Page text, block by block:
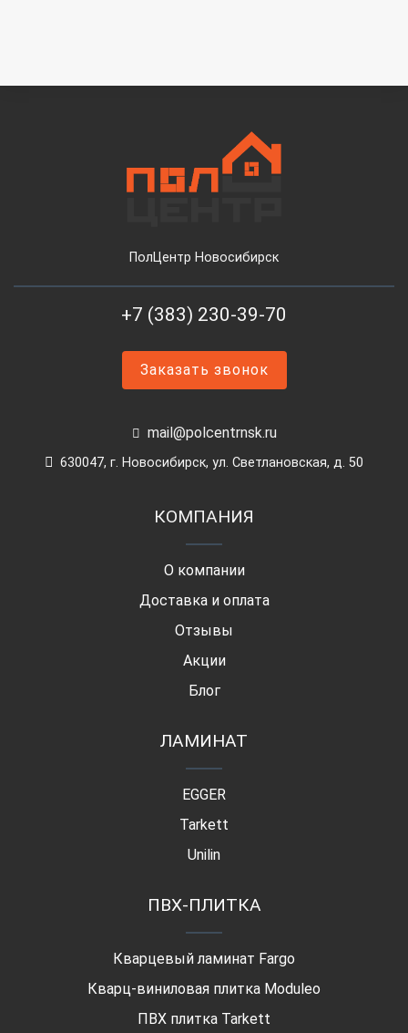
ПолЦентр Новосибирск
+7 (383) 230-39-70
Заказать звонок
mail@polcentrnsk.ru
630047, г. Новосибирск, ул. Светлановская, д. 50
КОМПАНИЯ
О компании
Доставка и оплата
Отзывы
Акции
Блог
ЛАМИНАТ
EGGER
Tarkett
Unilin
ПВХ-ПЛИТКА
Кварцевый ламинат Fargo
Кварц-виниловая плитка Moduleo
ПВХ плитка Tarkett